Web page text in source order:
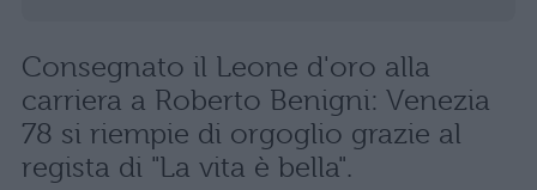
Consegnato il Leone d'oro alla
carriera a Roberto Benigni: Venezia
78 si riempie di orgoglio grazie al
regista di "La vita è bella".